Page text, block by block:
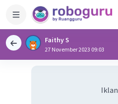
Faithy S
27 November 2023 09:03
Iklan